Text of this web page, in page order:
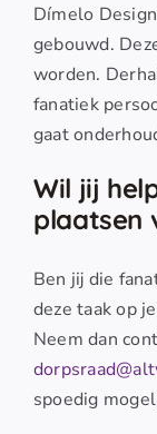
Dímelo
gebouwd.
worden.
fanatiek
gaat
Wil jij
plaatsen
Ben jij die
deze taak op
Neem dan
spoedig